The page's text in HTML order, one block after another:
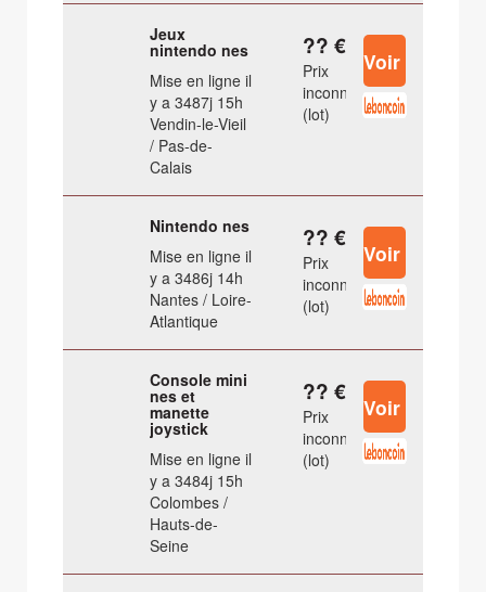
Jeux
nintendo nes
Mise en ligne il
y a 3487j 15h
Vendin-le-Vieil
/ Pas-de-
Calais
?? €
Prix
inconnu
(lot)
Nintendo nes
Mise en ligne il
y a 3486j 14h
Nantes / Loire-
Atlantique
?? €
Prix
inconnu
(lot)
Console mini
nes et
manette
joystick
Mise en ligne il
y a 3484j 15h
Colombes /
Hauts-de-
Seine
?? €
Prix
inconnu
(lot)